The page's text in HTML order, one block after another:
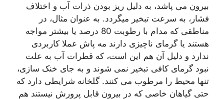
بیرون می پاشد، به دلیل ریز بودن ذرات آب و اختلاف
فشار، به سرعت تبخیر میگردد. به عنوان مثال، در
مناطقی که مدام با رطوبت 80 درصد یا بیشتر مواجه
هستند یا گرمای ناچیزی دارند مه پاش عملا کاربردی
ندارد و دلیل آن هم این است، که قطرات آب به علت
نبود گرمای کافی تبخیر نمی شوند و به جای خنک سازی،
تنها محیط را مرطوب می کنند. گلخانه شرایطی دارد که
حتی گیاهان خاصی که در بیرون قابل پرورش نیستند هم